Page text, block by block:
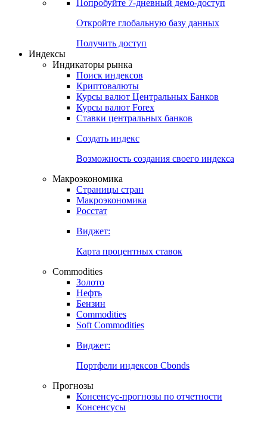
Попробуйте 7-дневный демо-доступ
Откройте глобальную базу данных
Получить доступ
Индексы
Индикаторы рынка
Поиск индексов
Криптовалюты
Курсы валют Центральных Банков
Курсы валют Forex
Ставки центральных банков
Создать индекс
Возможность создания своего индекса
Макроэкономика
Страницы стран
Макроэкономика
Росстат
Виджет:
Карта процентных ставок
Commodities
Золото
Нефть
Бензин
Commodities
Soft Commodities
Виджет:
Портфели индексов Cbonds
Прогнозы
Консенсус-прогнозы по отчетности
Консенсусы